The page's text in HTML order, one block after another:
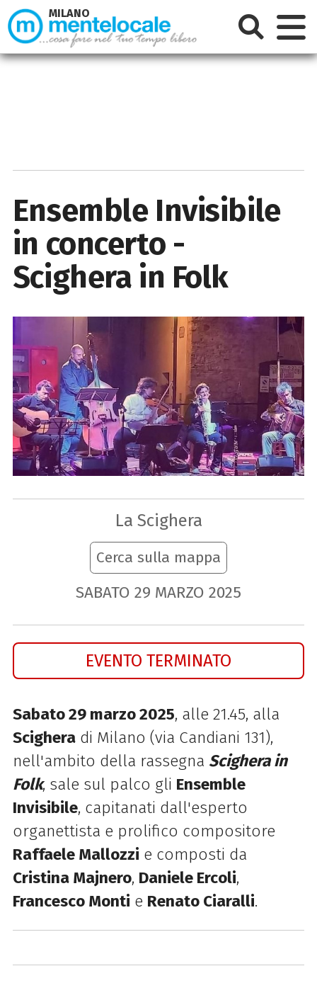
Ensemble Invisibile
in concerto -
Scighera in Folk
La Scighera
Cerca sulla mappa
SABATO 29 MARZO 2025
EVENTO TERMINATO
Sabato 29 marzo 2025, alle 21.45, alla
Scigheradi Milano (via Candiani 131),
nell'ambito della rassegna Scighera in
Folk, sale sul palco gli Ensemble
Invisibile, capitanati dall'esperto
organettista e prolifico compositore
Raffaele Mallozzi e composti da
Cristina Majnero, Daniele Ercoli,
Francesco Monti e Renato Ciaralli.
MILANO